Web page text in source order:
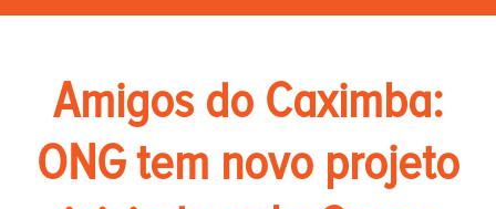
Amigos do Caximba:
ONG tem novo projeto